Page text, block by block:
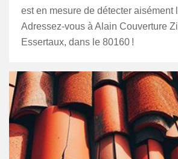
est en mesure de détecter aisément
Adressez-vous à Alain Couverture
Essertaux, dans le 80160 !